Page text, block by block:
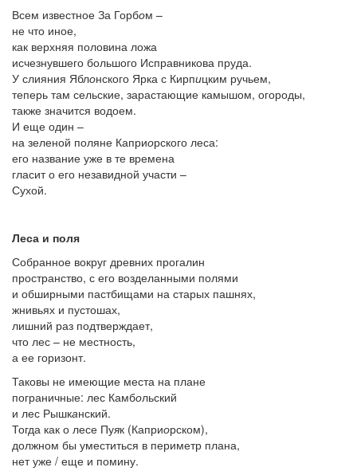
Всем известное За Горбом –
не что иное,
как верхняя половина ложа
исчезнувшего большого Исправникова пруда.
У слияния Яблонского Ярка с Кирпицким ручьем,
теперь там сельские, зарастающие камышом, огороды,
также значится водоем.
И еще один –
на зеленой поляне Каприорского леса:
его название уже в те времена
гласит о его незавидной участи –
Сухой.
Леса и поля
Собранное вокруг древних прогалин
пространство, с его возделанными полями
и обширными пастбищами на старых пашнях,
жнивьях и пустошах,
лишний раз подтверждает,
что лес – не местность,
а ее горизонт.
Таковы не имеющие места на плане
пограничные: лес Камбольский
и лес Рышканский.
Тогда как о лесе Пуяк (Каприорском),
должном бы уместиться в периметр плана,
нет уже / еще и помину.